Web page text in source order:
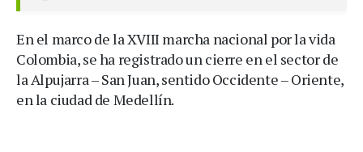
En el marco de la XVIII marcha nacional por la vida
Colombia, se ha registrado un cierre en el sector de
la Alpujarra – San Juan, sentido Occidente – Oriente,
en la ciudad de Medellín.